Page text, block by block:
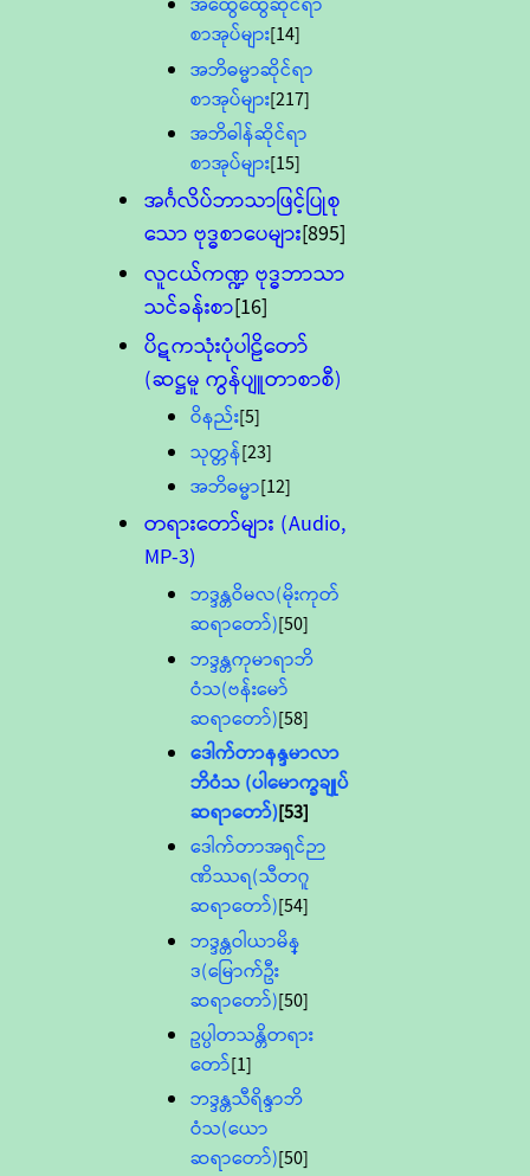
စာအုပ်များ[14]
အဘိဓမ္မာဆိုင်ရာ
စာအုပ်များ[217]
အဘိဓါန်ဆိုင်ရာ
စာအုပ်များ[15]
အင်္ဂလိပ်ဘာသာဖြင့်ပြုစု
သော ဗုဒ္ဓစာပေများ[895]
လူငယ်ကဏ္ဍ ဗုဒ္ဓဘာသာ
သင်ခန်းစာ[16]
ပိဋကသုံးပုံပါဠိတော်
(ဆဋ္ဌမူ ကွန်ပျူတာစာစီ)
ဝိနည်း[5]
သုတ္တန်[23]
အဘိဓမ္မာ[12]
တရားတော်များ (Audio,
MP-3)
ဘဒ္ဒန္တဝိမလ(မိုးကုတ်
ဆရာတော်)[50]
ဘဒ္ဒန္တကုမာရာဘိ
ဝံသ(ဗန်းမော်
ဆရာတော်)[58]
ဒေါက်တာနန္ဒမာလာ
ဘိဝံသ (ပါမောက္ခချုပ်
ဆရာတော်)[53]
ဒေါက်တာအရှင်ဉာ
ဏိဿရ(သီတဂူ
ဆရာတော်)[54]
ဘဒ္ဒန္တဝါယာမိန္
ဒ(မြောက်ဦး
ဆရာတော်)[50]
ဥပ္ပါတသန္တိတရား
တော်[1]
ဘဒ္ဒန္တသီရိန္ဒာဘိ
ဝံသ(ယော
ဆရာတော်)[50]